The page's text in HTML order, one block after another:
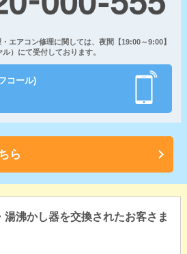
エアコン修理に関しては、夜間【19:00～9:00】
）にて受付しております。
コール)
ら
沸かし器を交換されたお客さま